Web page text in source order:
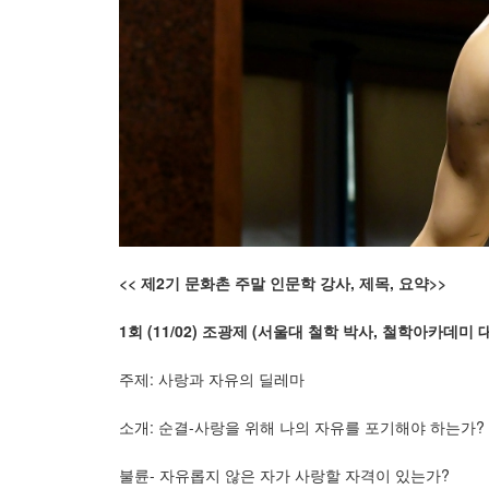
<< 제2기 문화촌 주말 인문학 강사, 제목, 요약>>
1회 (11/02) 조광제 (서울대 철학 박사, 철학아카데미
주제: 사랑과 자유의 딜레마
소개: 순결-사랑을 위해 나의 자유를 포기해야 하는가?
불륜- 자유롭지 않은 자가 사랑할 자격이 있는가?